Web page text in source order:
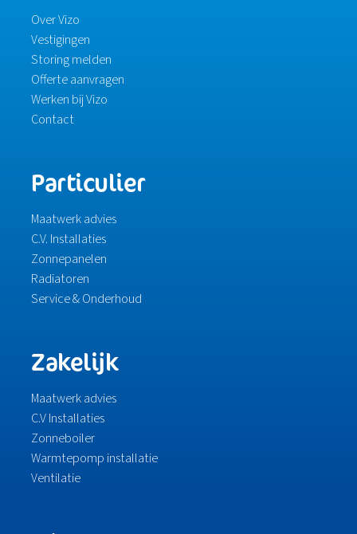
Over Vizo
Vestigingen
Storing melden
Offerte aanvragen
Werken bij Vizo
Contact
Particulier
Maatwerk advies
C.V. Installaties
Zonnepanelen
Radiatoren
Service & Onderhoud
Zakelijk
Maatwerk advies
C.V Installaties
Zonneboiler
Warmtepomp installatie
Ventilatie